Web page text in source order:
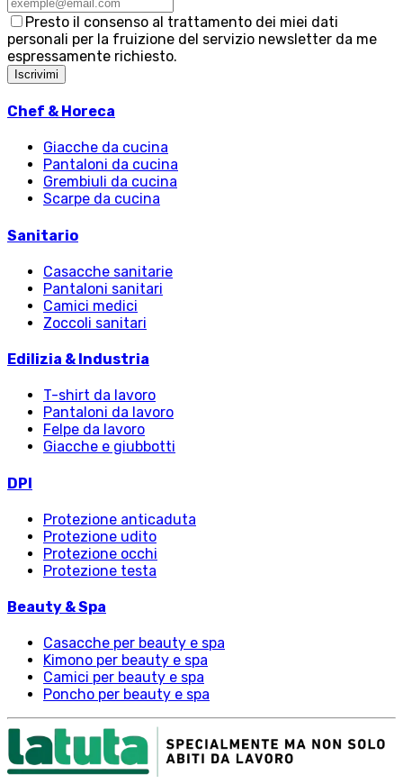
Presto il consenso al trattamento dei miei dati
personali per la fruizione del servizio newsletter da me
espressamente richiesto.
Iscrivimi
Chef & Horeca
Giacche da cucina
Pantaloni da cucina
Grembiuli da cucina
Scarpe da cucina
Sanitario
Casacche sanitarie
Pantaloni sanitari
Camici medici
Zoccoli sanitari
Edilizia & Industria
T-shirt da lavoro
Pantaloni da lavoro
Felpe da lavoro
Giacche e giubbotti
DPI
Protezione anticaduta
Protezione udito
Protezione occhi
Protezione testa
Beauty & Spa
Casacche per beauty e spa
Kimono per beauty e spa
Camici per beauty e spa
Poncho per beauty e spa